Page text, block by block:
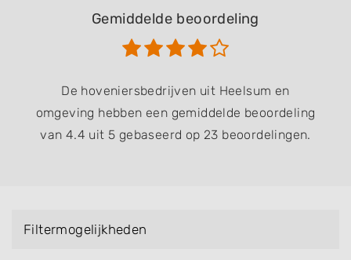
Gemiddelde beoordeling
De hoveniersbedrijven uit Heelsum en
omgeving hebben een gemiddelde beoordeling
van 4.4 uit 5 gebaseerd op 23 beoordelingen.
Filtermogelijkheden